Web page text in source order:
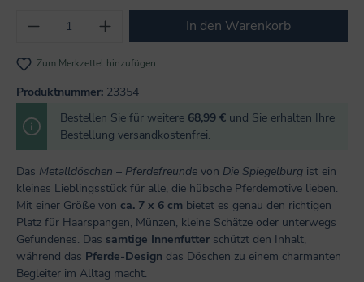
Produkt Anzahl: Gib den gewünschten
In den Warenkorb
Zum Merkzettel hinzufügen
Produktnummer: 23354
Bestellen Sie für weitere 68,99 € und Sie erhalten Ihre
Bestellung versandkostenfrei.
Das Metalldöschen – Pferdefreunde von Die Spiegelburg ist ein
kleines Lieblingsstück für alle, die hübsche Pferdemotive lieben.
Mit einer Größe von ca. 7 x 6 cm bietet es genau den richtigen
Platz für Haarspangen, Münzen, kleine Schätze oder unterwegs
Gefundenes. Das samtige Innenfutter schützt den Inhalt,
während das Pferde-Design das Döschen zu einem charmanten
Begleiter im Alltag macht.